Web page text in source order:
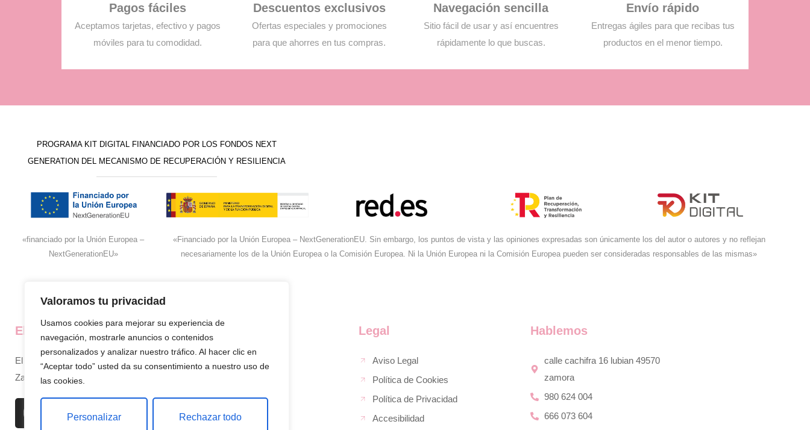
Valoramos tu privacidad
Usamos cookies para mejorar su experiencia de
navegación, mostrarle anuncios o contenidos
personalizados y analizar nuestro tráfico. Al hacer clic en
“Aceptar todo” usted da su consentimiento a nuestro uso de
las cookies.
Personalizar Rechazar todo
Pagos fáciles
Aceptamos tarjetas, efectivo y pagos
móviles para tu comodidad.
Descuentos exclusivos
Ofertas especiales y promociones
para que ahorres en tus compras.
Navegación sencilla
Sitio fácil de usar y así encuentres
rápidamente lo que buscas.
Envío rápido
Entregas ágiles para que recibas tus
productos en el menor tiempo.
PROGRAMA KIT DIGITAL FINANCIADO POR LOS FONDOS NEXT
GENERATION DEL MECANISMO DE RECUPERACIÓN Y RESILIENCIA
«financiado por la Unión Europea –
NextGenerationEU»
«Financiado por la Unión Europea – NextGenerationEU. Sin embargo, los puntos de vista y las opiniones expresadas son únicamente los del autor o autores y no reflejan
necesariamente los de la Unión Europea o la Comisión Europea. Ni la Unión Europea ni la Comisión Europea pueden ser consideradas responsables de las mismas»
El super de José
El supermercado de confianza en
Zamora, siempre cerca de ti.
La empresa
Productos
Contacto
Legal
Aviso Legal
Política de Cookies
Política de Privacidad
Accesibilidad
Hablemos
calle cachifra 16 lubian 49570
zamora
980 624 004
666 073 604